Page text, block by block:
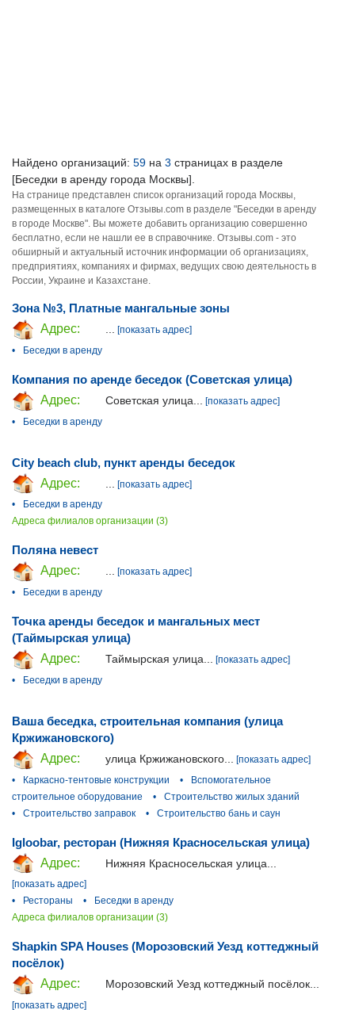
Найдено организаций: 59 на 3 страницах в разделе
[Беседки в аренду города Москвы].
На странице представлен список организаций города Москвы,
размещенных в каталоге Отзывы.com в разделе "Беседки в аренду
в городе Москве". Вы можете добавить организацию совершенно
бесплатно, если не нашли ее в справочнике. Отзывы.com - это
обширный и актуальный источник информации об организациях,
предприятиях, компаниях и фирмах, ведущих свою деятельность в
России, Украине и Казахстане.
Зона №3, Платные мангальные зоны
Адрес:
[показать адрес]
•
Беседки в аренду
Компания по аренде беседок (Советская улица)
Адрес:
Советская улица...
[показать адрес]
•
Беседки в аренду
City beach club, пункт аренды беседок
Адрес:
[показать адрес]
•
Беседки в аренду
Адреса филиалов организации (3)
Поляна невест
Адрес:
... [показать адрес]
•
Беседки в аренду
Точка аренды беседок и мангальных мест
(Таймырская улица)
Адрес:
Таймырская улица...
[показать адрес]
•
Беседки в аренду
Ваша беседка, строительная компания (улица
Кржижановского)
Адрес:
улица Кржижановского...
[показать адрес]
•
Каркасно-тентовые конструкции •
Вспомогательное
строительное оборудование
•
Строительство жилых зданий
•
Строительство заправок • Строительство бань и саун
Igloobar, ресторан (Нижняя Красносельская улица)
Адрес:
Нижняя Красносельская улица...
[показать адрес]
•
Рестораны •
Беседки в аренду
Адреса филиалов организации (3)
Shapkin SPA Houses (Морозовский Уезд коттеджный
посёлок)
Адрес:
Морозовский Уезд коттеджный посёлок...
[показать адрес]